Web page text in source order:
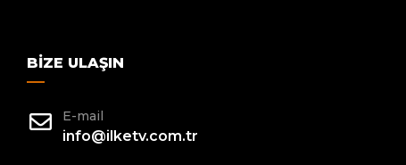
BIZE ULAŞIN
E-mail
info@ilketv.com.tr